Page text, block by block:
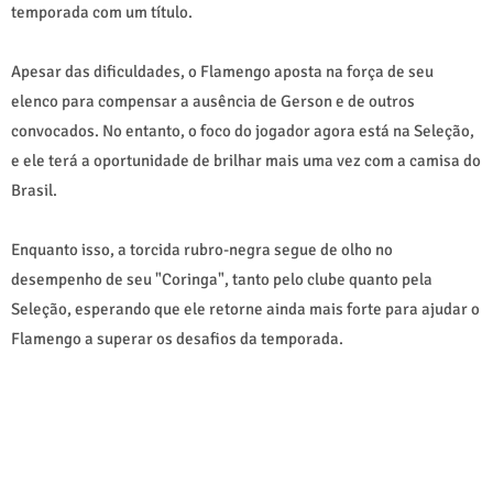
temporada com um título.
Apesar das dificuldades, o Flamengo aposta na força de seu
elenco para compensar a ausência de Gerson e de outros
convocados. No entanto, o foco do jogador agora está na Seleção,
e ele terá a oportunidade de brilhar mais uma vez com a camisa do
Brasil.
Enquanto isso, a torcida rubro-negra segue de olho no
desempenho de seu "Coringa", tanto pelo clube quanto pela
Seleção, esperando que ele retorne ainda mais forte para ajudar o
Flamengo a superar os desafios da temporada.